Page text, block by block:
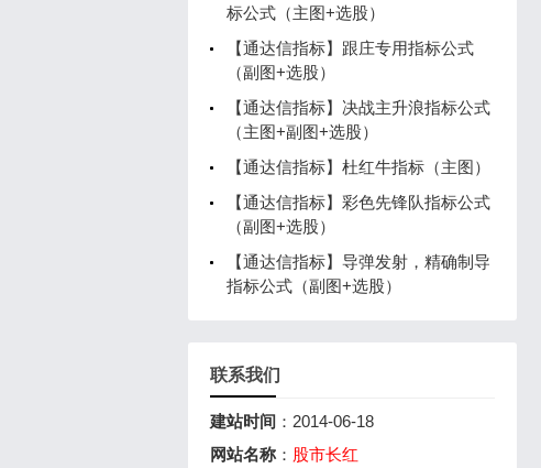
标公式（主图+选股）
【通达信指标】跟庄专用指标公式
（副图+选股）
【通达信指标】决战主升浪指标公式
（主图+副图+选股）
【通达信指标】杜红牛指标（主图）
【通达信指标】彩色先锋队指标公式
（副图+选股）
​【通达信指标】导弹发射，精确制导
指标公式（副图+选股）
联系我们
建站时间 ：2014-06-18
网站名称： 股市长红